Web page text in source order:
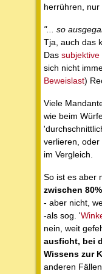
herrühren, nur
"... so
Tja, auch das
Das subjektive
sich nicht
Beweislast)
Viele
wie beim
verlieren, oder
im Vergleich.
So ist es aber
zwischen
- aber nicht,
-als sog. '
nein, weit
ausficht, bei
Wissens zur
anderen